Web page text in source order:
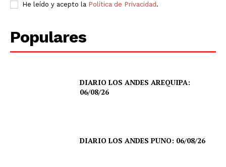
He leído y acepto la Política de Privacidad .
Populares
DIARIO LOS ANDES AREQUIPA:
06/08/26
DIARIO LOS ANDES PUNO: 06/08/26